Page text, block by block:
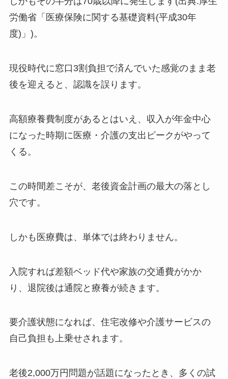
労働省「医療保険に関する基礎資料(平成30年
度)」)。
現役時代に窓口3割負担で済んでいた感覚のまま老
後を迎えると、認識を誤ります。
高額療養費制度があるとはいえ、収入が年金中心
になった時期に医療・介護の支出ピークがやって
くる。
この時間差こそが、老後資金計画の最大の落とし
穴です。
しかも医療費は、単体では終わりません。
入院すれば差額ベッド代や家族の交通費がかか
り、退院後は通院と療養が続きます。
要介護状態になれば、住宅改修や介護サービスの
自己負担も上乗せされます。
老後2,000万円問題が話題になったとき、多くの試